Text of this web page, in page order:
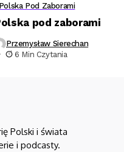
Pod Zaborami
pod zaborami
Przemysław Sierechan
6 Min Czytania
Polski i świata
i podcasty.